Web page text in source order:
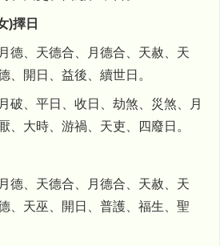
)擇日
德、天德合、月德合、天赦、天
、開日、益後、續世日。
破、平日、收日、劫煞、災煞、月
、大時、游禍、天吏、四廢日。
德、天德合、月德合、天赦、天
、天巫、開日、普護、福生、聖